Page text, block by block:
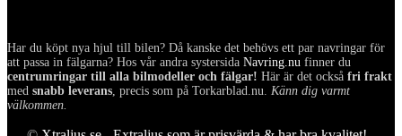
Har du köpt nya hjul till bilen? Då kanske det behövs ett par navringar för
att passa in fälgarna? Hos vår andra systersida Navring.nu finner du
centrumringar till alla bilmodeller och fälgar! Här är det också fri frakt
med snabb leverans , precis som på Torkarblad.nu. Känn dig varmt
välkommen.